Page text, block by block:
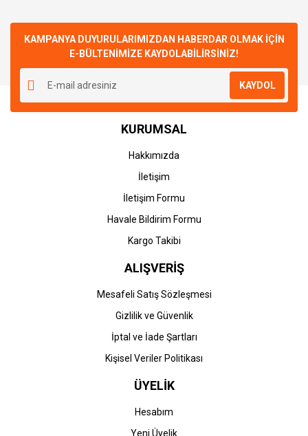
Yorum Yaz
kullanarak tarafımıza iletebilirsiniz.
Görüş ve önerileriniz için teşekkür ederiz.
Ürün resmi kalitesiz, bozuk veya görüntülenemiyor.
Ürün açıklamasında eksik bilgiler bulunuyor.
Ürün bilgilerinde hatalar bulunuyor.
Ürün fiyatı diğer sitelerden daha pahalı.
Gönder
KAMPANYA DUYURULARIMIZDAN HABERDAR OLMAK İÇİN
E-BÜLTENİMİZE KAYDOLABİLİRSİNİZ!
KAYDOL
KURUMSAL
Hakkımızda
İletişim
İletişim Formu
Havale Bildirim Formu
Kargo Takibi
ALIŞVERİŞ
Mesafeli Satış Sözleşmesi
Gizlilik ve Güvenlik
İptal ve İade Şartları
Kişisel Veriler Politikası
ÜYELİK
Hesabım
Yeni Üyelik